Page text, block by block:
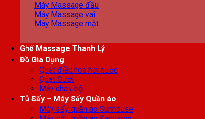
Máy Massage đầu
Máy Massage vai
Máy Massage mặt
Ghế Massage Thanh Lý
Đồ Gia Dụng
Quạt điều hòa hơi nước
Quạt Sưởi
Máy chạy bộ
Tủ Sấy – Máy Sấy Quần áo
Máy sấy quần áo Sunhouse